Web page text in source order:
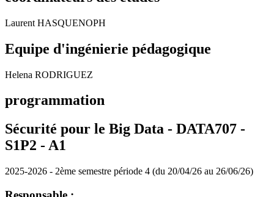
Laurent HASQUENOPH
Equipe d'ingénierie pédagogique
Helena RODRIGUEZ
programmation
Sécurité pour le Big Data - DATA707 -
S1P2 -A1
2025-2026 - 2ème semestre période 4 (du 20/04/26 au 26/06/26)